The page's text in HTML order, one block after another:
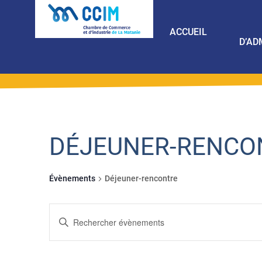
ACCUEIL
DÉJEUNER-
Évènements Déjeuner-rencontre
ET
NAVIGATION
Saisir